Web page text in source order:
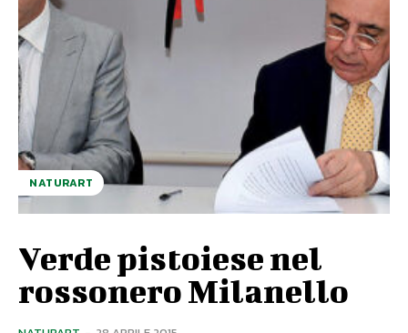
NATURART
Verde pistoiese nel
rossonero Milanello